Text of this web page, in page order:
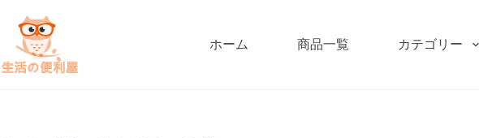
ホーム 商品一覧 カテゴリー